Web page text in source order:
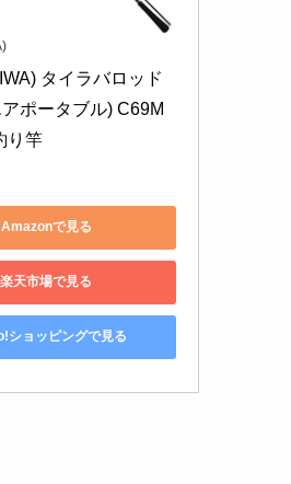
や深場での使用においても
イラバ釣りを楽しめる点が
選ぶ際には、釣り場の環境
に合った硬さや長さを考慮
びましょう。